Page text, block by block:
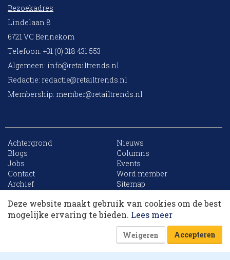
Bezoekadres
Lindelaan 8
6721 VC Bennekom
Telefoon: +31 (0) 318 431 553
Algemeen: info@retailtrends.nl
Redactie: redactie@retailtrends.nl
Membership: member@retailtrends.nl
Achtergrond
Nieuws
Blogs
Columns
Jobs
Events
Contact
Word member
Archief
Sitemap
Website is powered by
Deze website maakt gebruik van cookies om de best
mogelijke ervaring te bieden. Lees meer
Weigeren Accepteren
Korting op events